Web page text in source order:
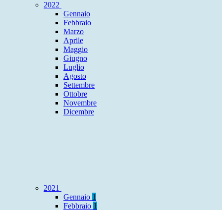
2022
Gennaio
Febbraio
Marzo
Aprile
Maggio
Giugno
Luglio
Agosto
Settembre
Ottobre
Novembre
Dicembre
2021
Gennaio 1
Febbraio 1